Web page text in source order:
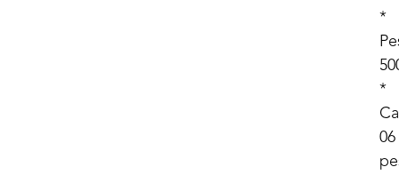
*
*
06